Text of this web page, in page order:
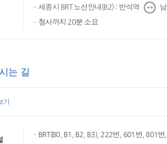
세종시 BRT 노선안내(B2) : 반석역 ↔
청사까지 20분 소요
는 길
기
BRT(B0, B1, B2, B3), 222번, 601번, 801